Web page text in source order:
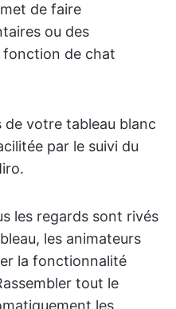
de faire
ou des
fonction de chat
votre tableau blanc
par le suivi du
les regards sont rivés
les animateurs
la fonctionnalité
tout le